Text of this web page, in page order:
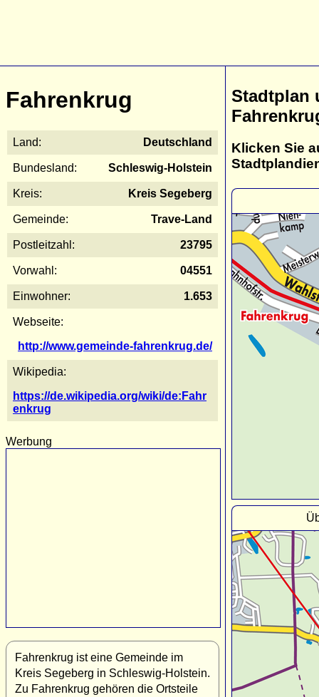
Fahrenkrug
Land: Deutschland
Bundesland: Schleswig-Holstein
Kreis: Kreis Segeberg
Gemeinde: Trave-Land
Postleitzahl: 23795
Vorwahl: 04551
Einwohner: 1.653
Webseite:
http://www.gemeinde-fahrenkrug.de/
Wikipedia:
https://de.wikipedia.org/wiki/de:Fahr
enkrug
Werbung
Fahrenkrug ist eine Gemeinde im
Kreis Segeberg in Schleswig-Holstein.
Zu Fahrenkrug gehören die Ortsteile
Stadtplan
Klicken Sie